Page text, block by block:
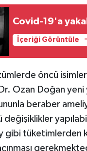
Covid-19'a
İçeriği Görüntüle
öncü
Ozan Doğan
beraber
değişiklikler
gibi tüketimlerden